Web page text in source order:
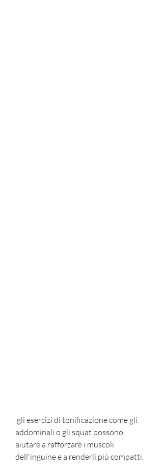
addominali o gli squat possono
aiutare a rafforzare i muscoli
dell'inguine e a renderli più compatti.